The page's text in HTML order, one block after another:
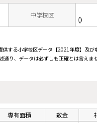
中学校区
()
する小学校区データ【2021年度】及
り、データは必ずしも正確とは言え
専有面積 敷金